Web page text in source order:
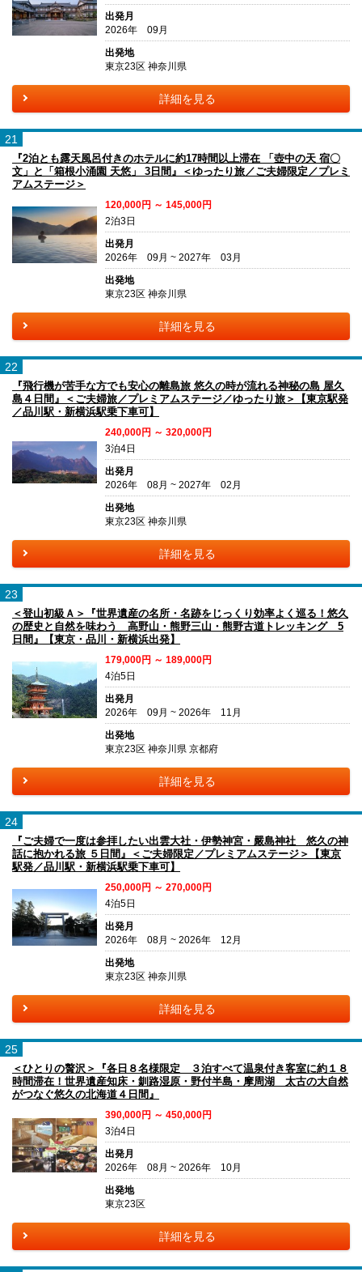
出発月
2026年 09月
出発地
東京23区 神奈川県
詳細を見る
21
『2泊とも露天風呂付きのホテルに約17時間以上滞在 「壺中の天 宿〇
文」と「箱根小涌園 天悠」 3日間』＜ゆったり旅／ご夫婦限定／プレミ
アムステージ＞
120,000円 ～ 145,000円
2泊3日
出発月
2026年 09月 ~ 2027年 03月
出発地
東京23区 神奈川県
詳細を見る
22
『飛行機が苦手な方でも安心の離島旅 悠久の時が流れる神秘の島 屋久
島４日間』＜ご夫婦旅／プレミアムステージ／ゆったり旅＞【東京駅発
／品川駅・新横浜駅乗下車可】
240,000円 ～ 320,000円
3泊4日
出発月
2026年 08月 ~ 2027年 02月
出発地
東京23区 神奈川県
詳細を見る
23
＜登山初級Ａ＞『世界遺産の名所・名跡をじっくり効率よく巡る！悠久
の歴史と自然を味わう 高野山・熊野三山・熊野古道トレッキング 5
日間』【東京・品川・新横浜出発】
179,000円 ～ 189,000円
4泊5日
出発月
2026年 09月 ~ 2026年 11月
出発地
東京23区 神奈川県 京都府
詳細を見る
24
『ご夫婦で一度は参拝したい出雲大社・伊勢神宮・嚴島神社 悠久の神
話に抱かれる旅 ５日間』＜ご夫婦限定／プレミアムステージ＞【東京
駅発／品川駅・新横浜駅乗下車可】
250,000円 ～ 270,000円
4泊5日
出発月
2026年 08月 ~ 2026年 12月
出発地
東京23区 神奈川県
詳細を見る
25
＜ひとりの贅沢＞『各日８名様限定 ３泊すべて温泉付き客室に約１８
時間滞在！世界遺産知床・釧路湿原・野付半島・摩周湖 太古の大自然
がつなぐ悠久の北海道４日間』
390,000円 ～ 450,000円
3泊4日
出発月
2026年 08月 ~ 2026年 10月
出発地
東京23区
詳細を見る